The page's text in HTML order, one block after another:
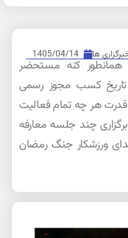
ها 1405/04/14
همانطور کنه مستحضر
کسب مجوز رسمی
خود در تاریخ 8/آذرماه / 1404 با قدرت هر چه تمام فعالیت
چند جلسه معارفه
ورزشکار جنگ رمضان